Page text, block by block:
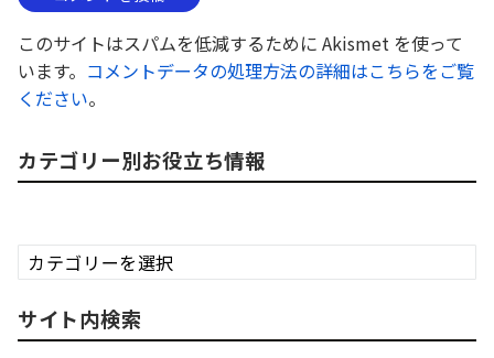
このサイトはスパムを低減するために Akismet を使って
います。 コメントデータの処理方法の詳細はこちらをご覧
ください。
カテゴリー別お役立ち情報
カ
テ
リ
ー
サイト内検索